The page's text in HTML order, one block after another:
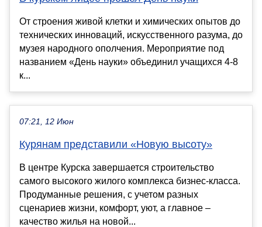
От строения живой клетки и химических опытов до
технических инноваций, искусственного разума, до
музея народного ополчения. Мероприятие под
названием «День науки» объединил учащихся 4-8
к...
07:21, 12 Июн
Курянам представили «Новую высоту»
В центре Курска завершается строительство
самого высокого жилого комплекса бизнес-класса.
Продуманные решения, с учетом разных
сценариев жизни, комфорт, уют, а главное –
качество жилья на новой...